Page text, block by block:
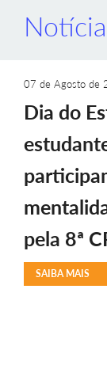
07 de Agosto de
Dia do
pela 8ª
SAIBA MAIS